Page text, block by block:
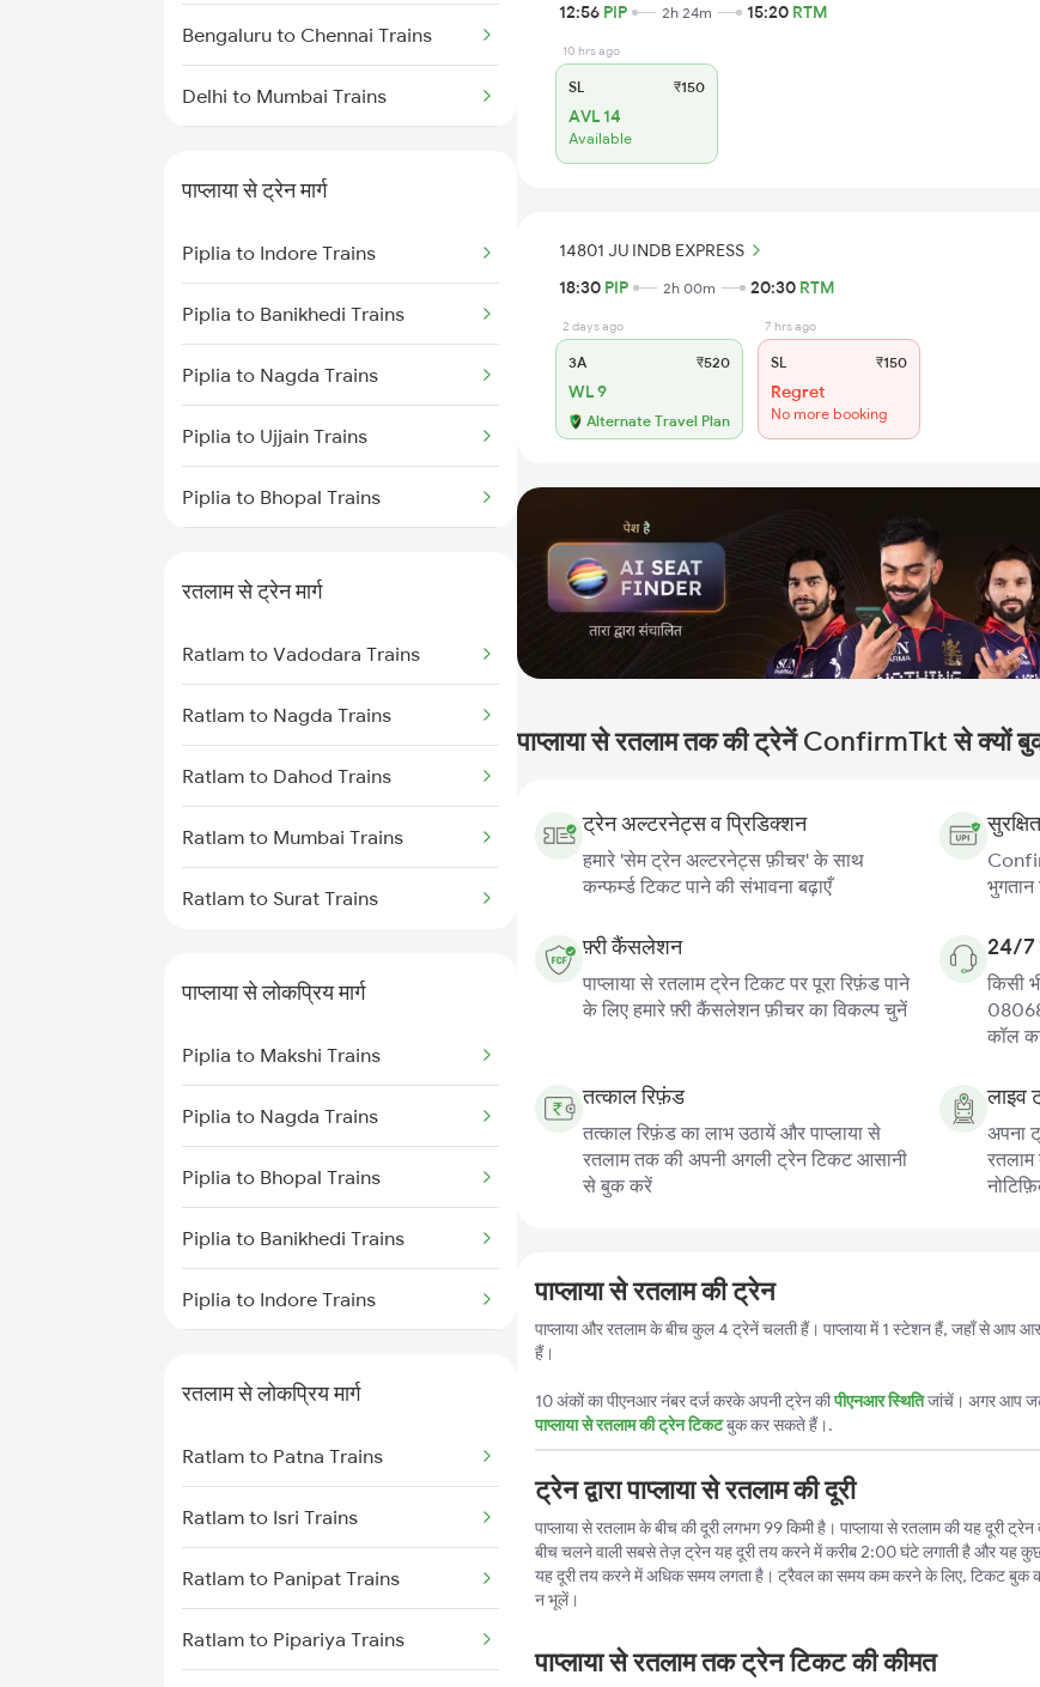
Bengaluru to Chennai Trains
Delhi to Mumbai Trains
Mumbai to Delhi Trains
Mumbai to Goa Trains
Chennai to Coimbatore Trains
पाप्लाया से ट्रेन मार्ग
Piplia to Indore Trains
Piplia to Banikhedi Trains
Piplia to Nagda Trains
Piplia to Ujjain Trains
Piplia to Bhopal Trains
Piplia to Makshi Trains
रतलाम से ट्रेन मार्ग
Ratlam to Vadodara Trains
Ratlam to Nagda Trains
Ratlam to Dahod Trains
Ratlam to Mumbai Trains
Ratlam to Surat Trains
पाप्लाया से लोकप्रिय मार्ग
Piplia to Makshi Trains
Piplia to Nagda Trains
Piplia to Bhopal Trains
Piplia to Banikhedi Trains
Piplia to Indore Trains
Piplia to Udaipur Trains
रतलाम से लोकप्रिय मार्ग
Ratlam to Patna Trains
Ratlam to Isri Trains
Ratlam to Panipat Trains
Ratlam to Pipariya Trains
12:56 PIP 2h 24m 15:20 RTM
10 hrs ago
SL ₹150
AVL 14
Available
14801 JU INDB EXPRESS
18:30 PIP 2h 00m 20:30 RTM
2 days ago
3A ₹520
WL 9
Alternate Travel Plan
7 hrs ago
SL ₹150
Regret
No more booking
पाप्लाया से रतलाम तक की ट्रेनें ConfirmTkt से क्यों
ट्रेन अल्टरनेट्स व प्रिडिक्शन
हमारे 'सेम ट्रेन अल्टरनेट्स फ़ीचर' के साथ
कन्फर्म्ड टिकट पाने की संभावना बढ़ाएँ
भुगतान
फ़्री कैंसलेशन
पाप्लाया से रतलाम ट्रेन टिकट पर पूरा रिफ़ंड पाने
के लिए हमारे फ़्री कैंसलेशन फ़ीचर का विकल्प चुनें
24/7
किसी
कॉल
तत्काल रिफ़ंड
तत्काल रिफ़ंड का लाभ उठायें और पाप्लाया से
रतलाम तक की अपनी अगली ट्रेन टिकट आसानी
से बुक करें
लाइव
अपना
रतलाम
पाप्लाया से रतलाम की ट्रेन
पाप्लाया और रतलाम के बीच कुल 4 ट्रेनें चलती हैं। पाप्लाया में 1 स्टेशन हैं, जहाँ से आप
हैं।
10 अंकों का पीएनआर नंबर दर्ज करके अपनी ट्रेन कीपीएनआर स्थितिजांचें। अगर आप
पाप्लाया से रतलाम की ट्रेन टिकटबुक कर सकते हैं।.
ट्रेन द्वारा पाप्लाया से रतलाम की दूरी
पाप्लाया से रतलाम के बीच की दूरी लगभग 99 किमी है। पाप्लाया से रतलाम की यह दूरी
बीच चलने वाली सबसे तेज़ ट्रेन यह दूरी तय करने में करीब 2:00 घंटे लगाती है और यह
यह दूरी तय करने में अधिक समय लगता है। ट्रैवल का समय कम करने के लिए, टिकट
न भूलें।
पाप्लाया से रतलाम तक ट्रेन टिकट की कीमत